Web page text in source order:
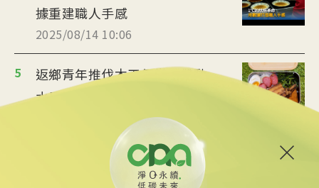
據重建職人手感
2025/08/14 10:06
5
返鄉青年推伐木工便當 帶動
水里觀光與減碳經濟
台中智慧停車無紙化9/8上線